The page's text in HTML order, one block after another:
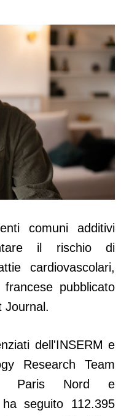
comuni additivi
il rischio di
cardiovascolari,
pubblicato
Journal.
dell'INSERM e
Research Team
Paris Nord e
seguito 112.395